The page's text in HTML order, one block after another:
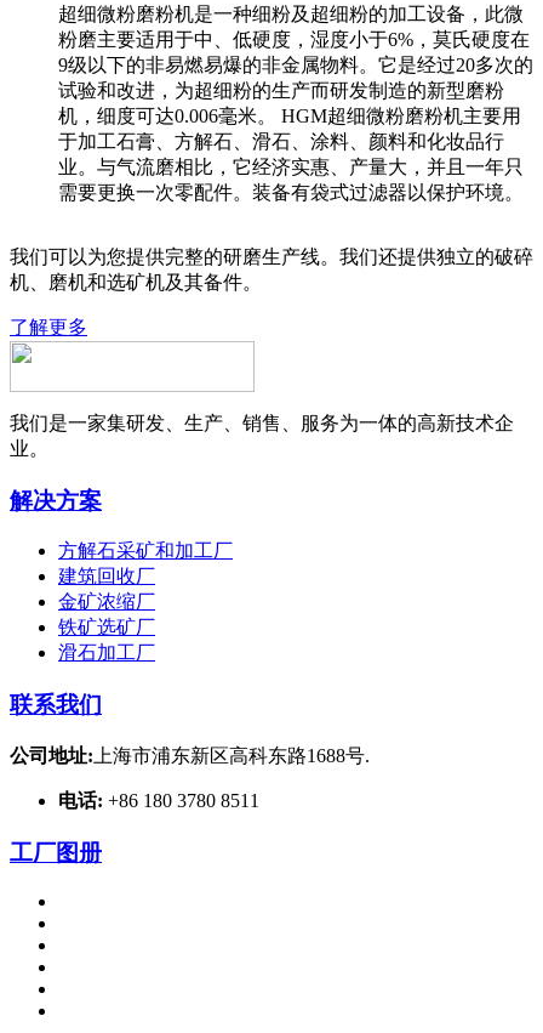
超细微粉磨粉机是一种细粉及超细粉的加工设备，此微
粉磨主要适用于中、低硬度，湿度小于6%，莫氏硬度在
9级以下的非易燃易爆的非金属物料。它是经过20多次的
试验和改进，为超细粉的生产而研发制造的新型磨粉
机，细度可达0.006毫米。 HGM超细微粉磨粉机主要用
于加工石膏、方解石、滑石、涂料、颜料和化妆品行
业。与气流磨相比，它经济实惠、产量大，并且一年只
需要更换一次零配件。装备有袋式过滤器以保护环境。
我们可以为您提供完整的研磨生产线。我们还提供独立的破碎
机、磨机和选矿机及其备件。
了解更多
我们是一家集研发、生产、销售、服务为一体的高新技术企
业。
解决方案
方解石采矿和加工厂
建筑回收厂
金矿浓缩厂
铁矿选矿厂
滑石加工厂
联系我们
公司地址: 上海市浦东新区高科东路1688号.
电话: +86 180 3780 8511
工厂图册